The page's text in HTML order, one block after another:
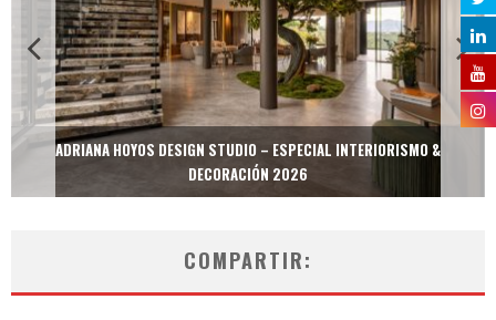
ADRIANA HOYOS DESIGN STUDIO – ESPECIAL INTERIORISMO &
DECORACIÓN 2026
COMPARTIR: